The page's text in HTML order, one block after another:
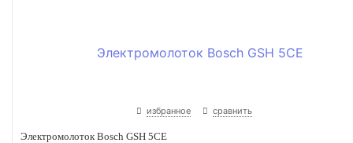
избранное сравнить
Электромолоток Bosch GSH 5CE